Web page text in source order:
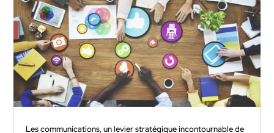
Les communications, un levier stratégique incontournable de